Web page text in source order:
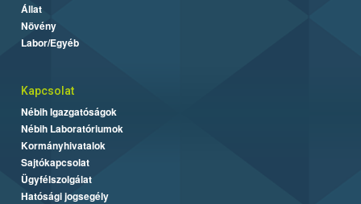
Állat
Növény
Labor/Egyéb
Kapcsolat
Nébih Igazgatóságok
Nébih Laboratóriumok
Kormányhivatalok
Sajtókapcsolat
Ügyfélszolgálat
Hatósági jogsegély